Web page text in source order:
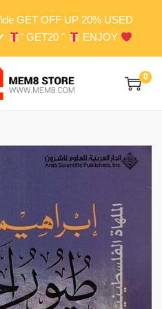
GET OFF UP 20% USED
" GET20 " ENJOY
S
p
v
i
g
a
t
S
p
n
t
e
n
t
0